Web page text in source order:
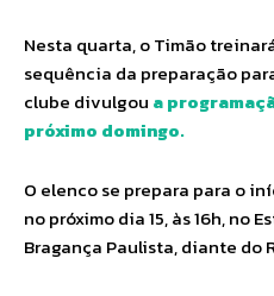
Nesta quarta, o Timão
sequência da preparação
clube divulgou a
próximo domingo.
O elenco se prepara para o
no próximo dia 15, às 16h, no
Bragança Paulista, diante do